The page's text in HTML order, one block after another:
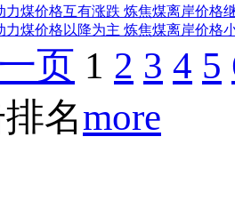
力煤价格互有涨跌 炼焦煤离岸价格
力煤价格以降为主 炼焦煤离岸价格
一页 1 2 3 4 5
名more